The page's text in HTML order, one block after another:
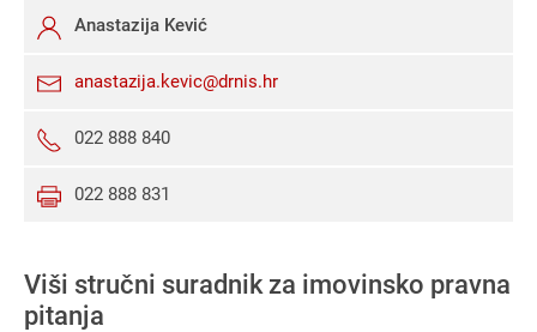
Anastazija Kević
anastazija.kevic@drnis.hr
022 888 840
022 888 831
Viši stručni suradnik za imovinsko pravna
pitanja